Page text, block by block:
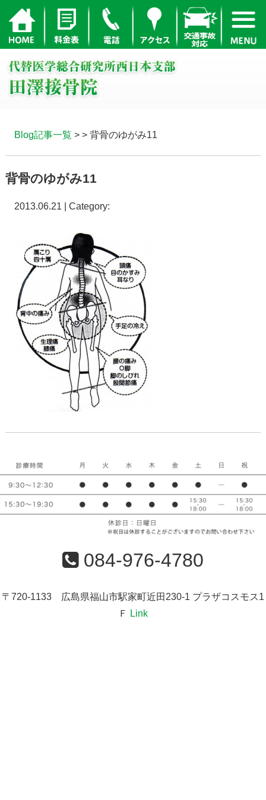
Blog記事一覧 > > 背骨のゆがみ11
背骨のゆがみ11
2013.06.21 | Category:
084-976-4780
〒720-1133 広島県福山市駅家町近田230-1 プラザコスモス1
Ｆ
Link